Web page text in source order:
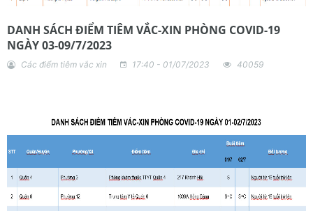
DANH SÁCH ĐIỂM TIÊM VẮC-XIN PHÒNG COVID-19
NGÀY 03-09/7/2023
Các điểm tiêm vắc xin 17:40 - 01/07/2023 40059